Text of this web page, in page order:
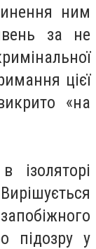
ним
за не
цієї
«на
ізоляторі
підозру у